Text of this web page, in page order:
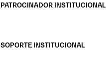
PATROCINADOR INSTITUCIONAL
SOPORTE INSTITUCIONAL